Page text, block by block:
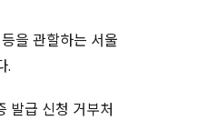
을 관할하는 서울
.
발급 신청 거부처